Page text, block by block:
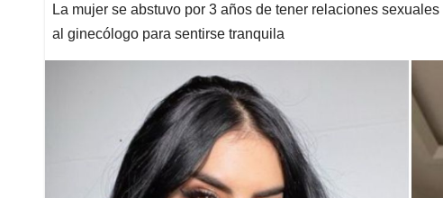
La mujer se abstuvo por 3 años de tener relaciones
al ginecólogo para sentirse tranquila